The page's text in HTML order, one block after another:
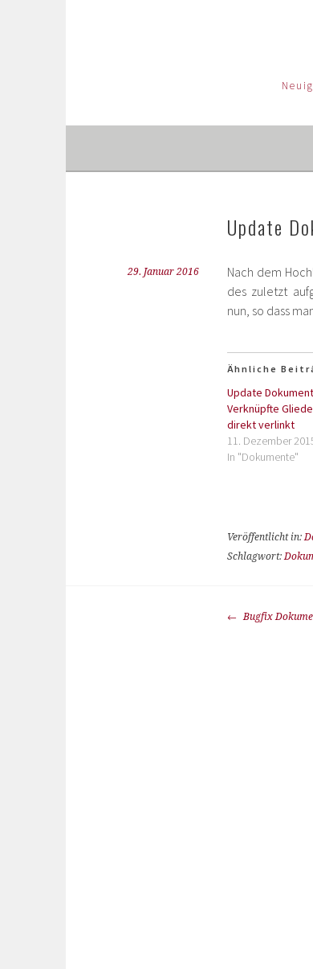
Update
29. Januar 2016
Nach dem
des zuletzt
nun, so dass
Ähnliche
Update
Verknüpfte
direkt verlinkt
11. Dezember
In "Dokumente"
Veröffentlicht in:
Schlagwort:
Bugfix